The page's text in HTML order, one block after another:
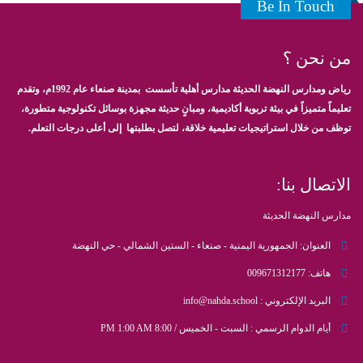
Be In Touch
من نحن ؟
رياض ومدارس النهضة الحديثة مدارس أهلية تأسست بمدينة صنعاء عام 1992م، وتقدم
تعليماً متميزاً في بيئة تربوية أكاديمية، ومبانٍ حديثة مجهزة بوسائل تكنولوجية متطورة،
توظف من خلال استراتيجيات تعليمية خلاقة، لتصل بطلبتها إلى أعلى درجات التعلم.
الاتصال بنا:
مدارس النهضة الحديثة
العنوان: الجمهورية اليمنية - صنعاء - الستين الشمالي - حي النهضة
هاتف: 009671312177
البريد الإلكتروني : info@nahda.school
أيام الدوام الرسمي : السبت - الخميس / 8:00 PM 1:00 AM